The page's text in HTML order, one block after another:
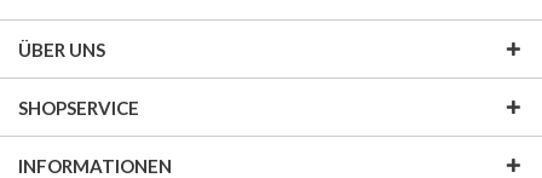
ÜBER UNS
SHOPSERVICE
INFORMATIONEN